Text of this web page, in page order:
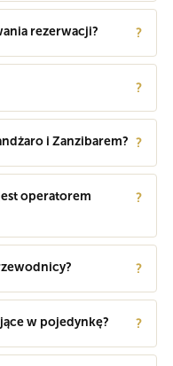
rezerwacji? ?
?
i Zanzibarem? ?
operatorem
?
?
w pojedynkę? ?